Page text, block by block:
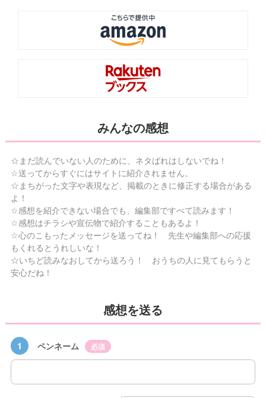
みんなの感想
☆まだ読んでいない人のために、ネタばれはしないでね！
☆送ってからすぐにはサイトに紹介されません。
☆まちがった文字や表現など、掲載のときに修正する場合がある
よ！
☆感想を紹介できない場合でも、編集部ですべて読みます！
☆感想はチラシや宣伝物で紹介することもあるよ！
☆心のこもったメッセージを送ってね！ 先生や編集部への応援
もくれるとうれしいな！
☆いちど読みなおしてから送ろう！ おうちの人に見てもらうと
安心だね！
感想を送る
1 ペンネーム 必須